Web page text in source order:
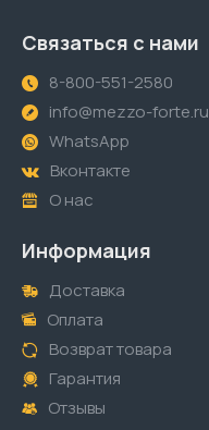
Связаться с нами
8-800-551-2580
info@mezzo-forte.ru
WhatsApp
Вконтакте
О нас
Информация
Доставка
Оплата
Возврат товара
Гарантия
Отзывы